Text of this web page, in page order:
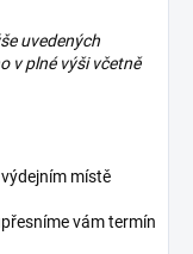
uvedených
v plné výši včetně
místě
vám termín